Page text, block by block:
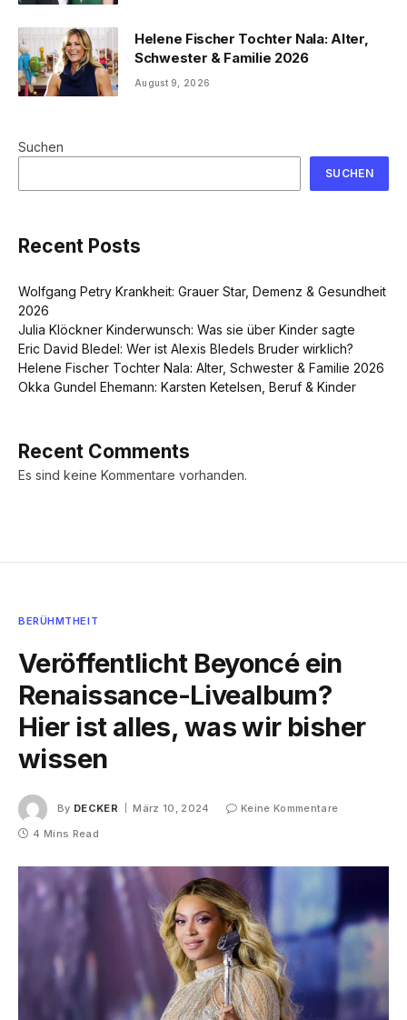
Helene Fischer Tochter Nala: Alter,
Schwester & Familie 2026
August 9, 2026
Suchen
SUCHEN
Recent Posts
Wolfgang Petry Krankheit: Grauer Star, Demenz & Gesundheit
2026
Julia Klöckner Kinderwunsch: Was sie über Kinder sagte
Eric David Bledel: Wer ist Alexis Bledels Bruder wirklich?
Helene Fischer Tochter Nala: Alter, Schwester & Familie 2026
Okka Gundel Ehemann: Karsten Ketelsen, Beruf & Kinder
Recent Comments
Es sind keine Kommentare vorhanden.
BERÜHMTHEIT
Veröffentlicht Beyoncé ein
Renaissance-Livealbum?
Hier ist alles, was wir bisher
wissen
By DECKER März 10, 2024
Keine Kommentare
4 Mins Read